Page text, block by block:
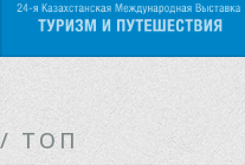
/ ТОП